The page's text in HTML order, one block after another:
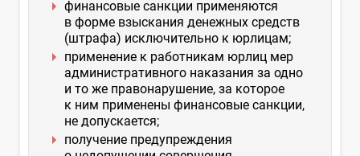
финансовые санкции применяются
в форме взыскания денежных средств
(штрафа) исключительно к юрлицам;
применение к работникам юрлиц мер
административного наказания за одно
и то же правонарушение, за которое
к ним применены финансовые санкции,
не допускается;
получение предупреждения